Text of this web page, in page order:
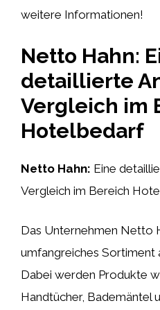
weitere Informationen!
Netto Hahn:
detaillierte
Vergleich im
Hotelbedarf
Netto Hahn: Eine
Vergleich im Bereich
Das Unternehmen Netto
umfangreiches Sortiment
Dabei werden Produkte
Handtücher, Bademäntel